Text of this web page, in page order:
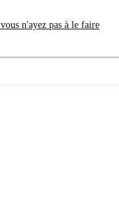
n'ayez pas à le faire